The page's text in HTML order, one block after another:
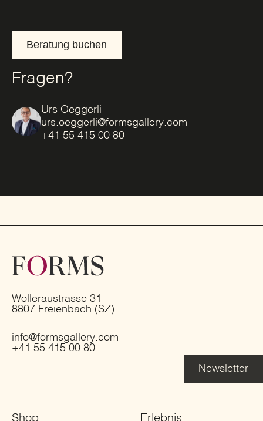
Beratung buchen
Fragen?
Urs Oeggerli
urs.oeggerli@formsgallery.com
+41 55 415 00 80
Wolleraustrasse 31
8807 Freienbach (SZ)
info@formsgallery.com
+41 55 415 00 80
Newsletter